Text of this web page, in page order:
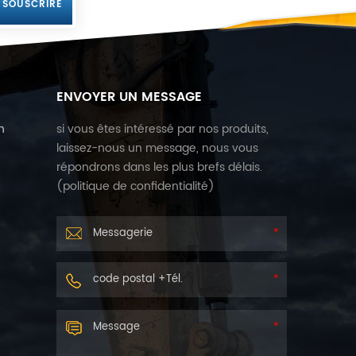
ENVOYER UN MESSAGE
si vous êtes intéressé par nos produits,
laissez-nous un message, nous vous
répondrons dans les plus brefs délais.
(politique de confidentialité)